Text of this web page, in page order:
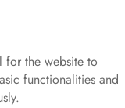
for the website to
functionalities and